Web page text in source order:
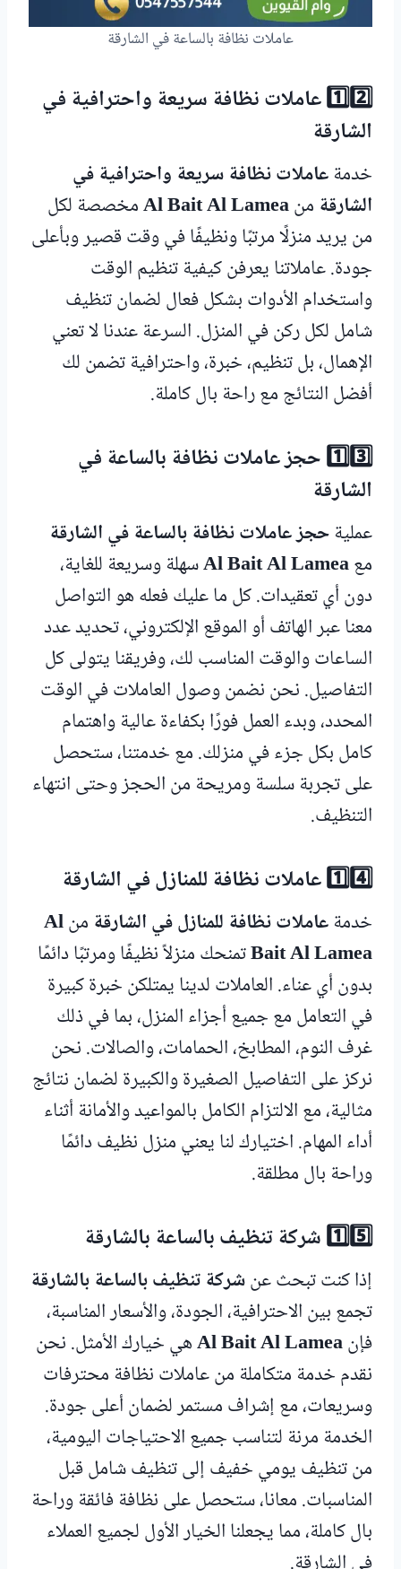
عاملات نظافة بالساعة في الشارقة
1️⃣2️⃣ عاملات نظافة سريعة واحترافية في
الشارقة
خدمةعاملات نظافة سريعة واحترافية في
الشارقة منAl Bait Al Lameaمخصصة لكل
من يريد منزلًا مرتبًا ونظيفًا في وقت قصير وبأعلى
جودة. عاملاتنا يعرفن كيفية تنظيم الوقت
واستخدام الأدوات بشكل فعال لضمان تنظيف
شامل لكل ركن في المنزل. السرعة عندنا لا تعني
الإهمال، بل تنظيم، خبرة، واحترافية تضمن لك
أفضل النتائج مع راحة بال كاملة.
1️⃣3️⃣ حجز عاملات نظافة بالساعة في
الشارقة
عمليةحجز عاملات نظافة بالساعة في الشارقة
معAl Bait Al Lameaسهلة وسريعة للغاية،
دون أي تعقيدات. كل ما عليك فعله هو التواصل
معنا عبر الهاتف أو الموقع الإلكتروني، تحديد عدد
الساعات والوقت المناسب لك، وفريقنا يتولى كل
التفاصيل. نحن نضمن وصول العاملات في الوقت
المحدد، وبدء العمل فورًا بكفاءة عالية واهتمام
كامل بكل جزء في منزلك. مع خدمتنا، ستحصل
على تجربة سلسة ومريحة من الحجز وحتى انتهاء
التنظيف.
1️⃣4️⃣ عاملات نظافة للمنازل في الشارقة
خدمةعاملات نظافة للمنازل في الشارقة منAl
Bait Al Lameaتمنحك منزلاً نظيفًا ومرتبًا دائمًا
بدون أي عناء. العاملات لدينا يمتلكن خبرة كبيرة
في التعامل مع جميع أجزاء المنزل، بما في ذلك
غرف النوم، المطابخ، الحمامات، والصالات. نحن
نركز على التفاصيل الصغيرة والكبيرة لضمان نتائج
مثالية، مع الالتزام الكامل بالمواعيد والأمانة أثناء
أداء المهام. اختيارك لنا يعني منزل نظيف دائمًا
وراحة بال مطلقة.
1️⃣5️⃣ شركة تنظيف بالساعة بالشارقة
إذا كنت تبحث عنشركة تنظيف بالساعة بالشارقة
تجمع بين الاحترافية، الجودة، والأسعار المناسبة،
فإنAl Bait Al Lameaهي خيارك الأمثل. نحن
نقدم خدمة متكاملة من عاملات نظافة محترفات
وسريعات، مع إشراف مستمر لضمان أعلى جودة.
الخدمة مرنة لتناسب جميع الاحتياجات اليومية،
من تنظيف يومي خفيف إلى تنظيف شامل قبل
المناسبات. معانا، ستحصل على نظافة فائقة وراحة
بال كاملة، مما يجعلنا الخيار الأول لجميع العملاء